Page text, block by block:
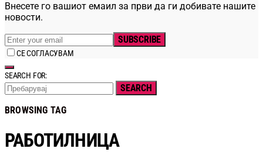
Внесете го вашиот емаил за први да ги добивате нашите
новости.
SUBSCRIBE
СЕ СОГЛАСУВАМ
SEARCH FOR:
SEARCH
BROWSING TAG
РАБОТИЛНИЦА